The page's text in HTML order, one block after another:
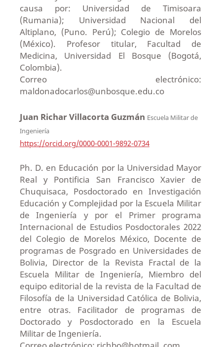
causa por: Universidad de Timisoara
(Rumania); Universidad Nacional del
Altiplano, (Puno. Perú); Colegio de Morelos
(México). Profesor titular, Facultad de
Medicina, Universidad El Bosque (Bogotá,
Colombia).
Correo electrónico:
maldonadocarlos@unbosque.edu.co
Juan Richar Villacorta Guzmán Escuela Militar de
Ingeniería
https://orcid.org/0000-0001-9892-0734
Ph. D. en Educación por la Universidad Mayor
Real y Pontificia San Francisco Xavier de
Chuquisaca, Posdoctorado en Investigación
Educación y Complejidad por la Escuela Militar
de Ingeniería y por el Primer programa
Internacional de Estudios Posdoctorales 2022
del Colegio de Morelos México, Docente de
programas de Posgrado en Universidades de
Bolivia, Director de la Revista Fractal de la
Escuela Militar de Ingeniería, Miembro del
equipo editorial de la revista de la Facultad de
Filosofía de la Universidad Católica de Bolivia,
entre otras. Facilitador de programas de
Doctorado y Posdoctorado en la Escuela
Militar de Ingeniería.